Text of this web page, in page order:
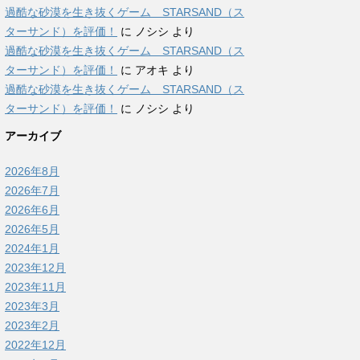
過酷な砂漠を生き抜くゲーム STARSAND（ス
ターサンド）を評価！
に ノシシ より
過酷な砂漠を生き抜くゲーム STARSAND（ス
ターサンド）を評価！
に アオキ より
過酷な砂漠を生き抜くゲーム STARSAND（ス
ターサンド）を評価！
に ノシシ より
アーカイブ
2026年8月
2026年7月
2026年6月
2026年5月
2024年1月
2023年12月
2023年11月
2023年3月
2023年2月
2022年12月